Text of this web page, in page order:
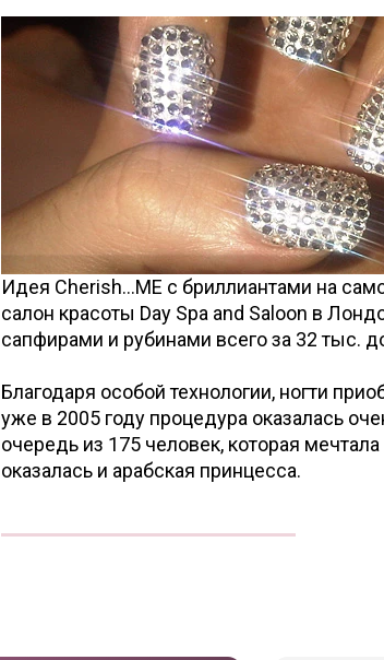
Идея Cherish...ME с бриллиантами на
салон красоты Day Spa and Saloon в
сапфирами и рубинами всего за 32 тыс.
Благодаря особой технологии, ногти
уже в 2005 году процедура оказалась
очередь из 175 человек, которая
оказалась и арабская принцесса.